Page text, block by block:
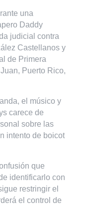
una
Daddy
judicial contra
Castellanos y
de Primera
Puerto Rico,
el músico y
carece de
sobre las
intento de boicot
que
identificarlo con
restringir el
el control de